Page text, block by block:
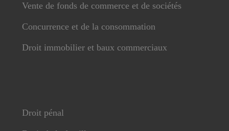
Vente de fonds de commerce et de sociétés
Concurrence et de la consommation
Droit immobilier et baux commerciaux
Droit pénal